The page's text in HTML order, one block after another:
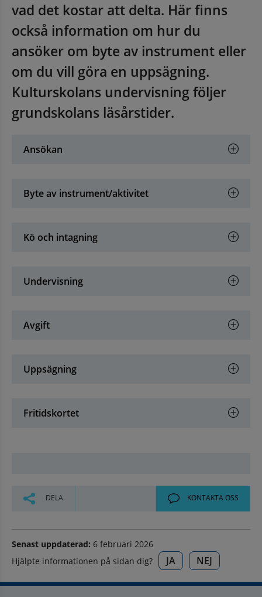
vad det kostar att delta. Här finns
också information om hur du
ansöker om byte av instrument eller
om du vill göra en uppsägning.
Kulturskolans undervisning följer
grundskolans läsårstider.
Ansökan
Byte av instrument/aktivitet
Kö och intagning
Undervisning
Avgift
Uppsägning
Fritidskortet
DELA KONTAKTA OSS
Senast uppdaterad: 6 februari 2026
Hjälpte informationen på sidan dig?
JA NEJ